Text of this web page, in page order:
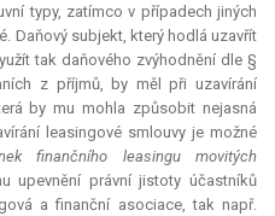
typy, zatímco v případech jiných
Daňový subjekt, který hodlá uzavřít
tak daňového zvýhodnění dle §
z příjmů, by měl při uzavírání
by mu mohla způsobit nejasná
leasingové smlouvy je možné
finančního leasingu movitých
upevnění právní jistoty účastníků
a finanční asociace, tak např.